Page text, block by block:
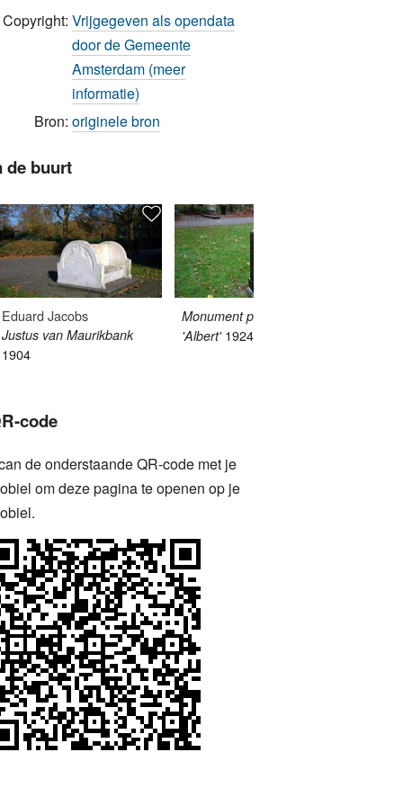
Copyright: Vrijgegeven als opendata
door de Gemeente
Amsterdam (meer
informatie)
Bron: originele bron
de buurt
Eduard Jacobs
Justus van Maurikbank
1904
Monument politiehond
'Albert' 1924
code
de onderstaande QR-code met je
om deze pagina te openen op je